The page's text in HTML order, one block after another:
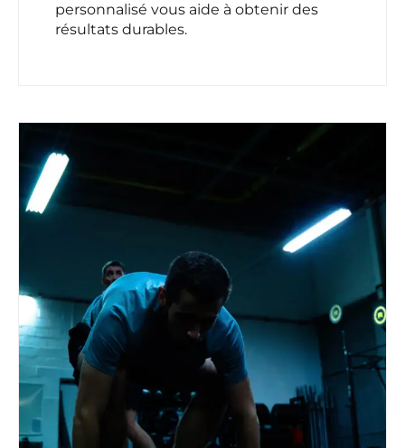
personnalisé vous aide à obtenir des
résultats durables.